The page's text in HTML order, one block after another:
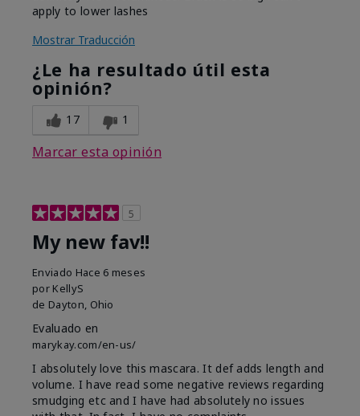
apply to lower lashes
Mostrar Traducción
¿Le ha resultado útil esta
opinión?
17 1
Marcar esta opinión
5
My new fav!!
Enviado Hace 6 meses
por KellyS
de Dayton, Ohio
Evaluado en
marykay.com/en-us/
I absolutely love this mascara. It def adds length and
volume. I have read some negative reviews regarding
smudging etc and I have had absolutely no issues